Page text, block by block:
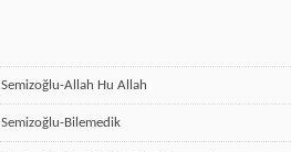
Allah Hu Allah
Bilemedik